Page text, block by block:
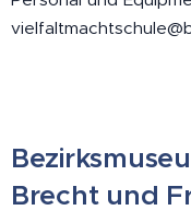
Brecht und